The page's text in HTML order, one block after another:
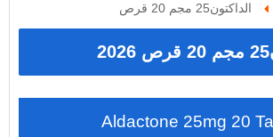
الداكتون25 مجم 20 قرص
Aldactone 25mg 20